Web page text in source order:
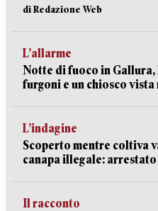
di Redazione Web
L’allarme
Notte di fuoco in Gallura,
furgoni e un chiosco vista
L’indagine
Scoperto mentre coltiva
canapa illegale: arrestato
Il racconto